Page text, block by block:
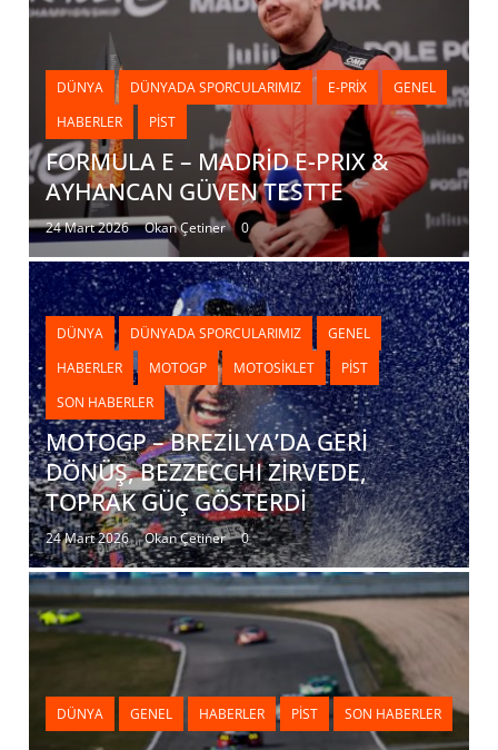
DÜNYA DÜNYADA SPORCULARIMIZ E-PRIX
GENEL
HABERLER
PIST
FORMULA E – MADRİD E-PRIX &
AYHANCAN GÜVEN TESTTE
24 Mart 2026 Okan Çetiner 0
DÜNYA DÜNYADA SPORCULARIMIZ
GENEL
HABERLER
MOTOGP MOTOSIKLET
PIST
SON HABERLER
MOTOGP – BREZİLYA’DA GERİ
DÖNÜŞ, BEZZECCHI ZİRVEDE,
TOPRAK GÜÇ GÖSTERDİ
24 Mart 2026 Okan Çetiner 0
DÜNYA GENEL HABERLER PIST SON HABERLER